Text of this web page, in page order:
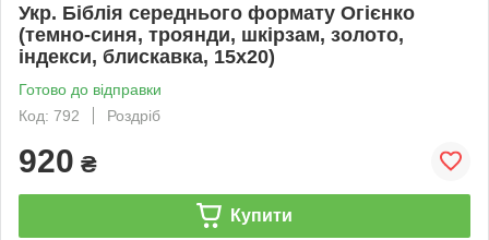
Укр. Біблія середнього формату Огієнко
(темно-синя, троянди, шкірзам, золото,
індекси, блискавка, 15х20)
Готово до відправки
Код: 792
Роздріб
920 ₴
Купити